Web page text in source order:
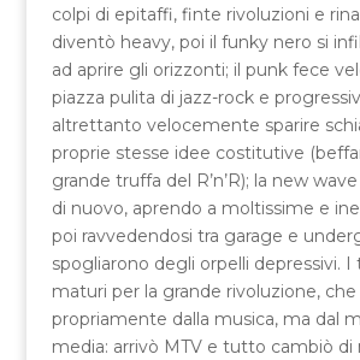
colpi di epitaffi, finte rivoluzioni e
diventò heavy, poi il funky nero si
ad aprire gli orizzonti; il punk fece
piazza pulita di jazz-rock e
altrettanto velocemente sparire
proprie stesse idee costitutive
grande truffa del R’n’R); la new
di nuovo, aprendo a moltissime e
poi ravvedendosi tra garage e
spogliarono degli orpelli depressivi. I
maturi per la grande rivoluzione,
propriamente dalla musica, ma dal
media: arrivò MTV e tutto cambiò di